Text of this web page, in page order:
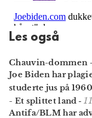
Les også
Chauvin-dommen
Joe Biden har
studerte jus på
- Et splittet land -
Antifa/BLM har